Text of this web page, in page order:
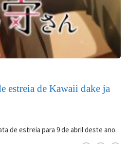
estreia de Kawaii dake ja
de estreia para 9 de abril deste ano.